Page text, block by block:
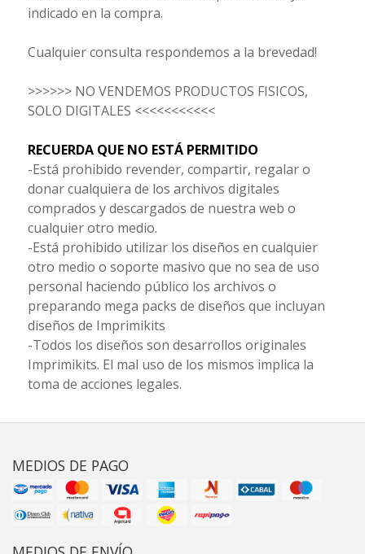
indicado en la compra.
Cualquier consulta respondemos a la brevedad!
>>>>>> NO VENDEMOS PRODUCTOS FISICOS,
SOLO DIGITALES <<<<<<<<<<<
RECUERDA QUE NO ESTÁ PERMITIDO
-Está prohibido revender, compartir, regalar o
donar cualquiera de los archivos digitales
comprados y descargados de nuestra web o
cualquier otro medio.
-Está prohibido utilizar los diseños en cualquier
otro medio o soporte masivo que no sea de uso
personal haciendo público los archivos o
preparando mega packs de diseños que incluyan
diseños de Imprimikits
-Todos los diseños son desarrollos originales
Imprimikits. El mal uso de los mismos implica la
toma de acciones legales.
MEDIOS DE PAGO